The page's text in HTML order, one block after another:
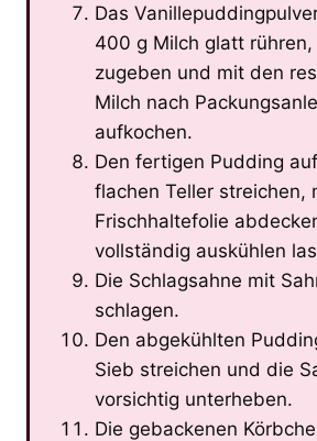
Das
400 g Milch glatt
zugeben und mit den
Milch nach
aufkochen.
Den fertigen Pudding
flachen Teller streichen,
Frischhaltefolie
vollständig auskühlen
Die Schlagsahne mit
schlagen.
Den abgekühlten
Sieb streichen und die
vorsichtig unterheben.
Die gebackenen